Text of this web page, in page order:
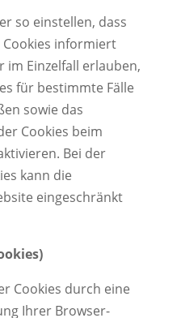
so einstellen, dass
Cookies informiert
im Einzelfall erlauben,
für bestimmte Fälle
sowie das
Cookies beim
Bei der
kann die
eingeschränkt
Cookies durch eine
Ihrer Browser-